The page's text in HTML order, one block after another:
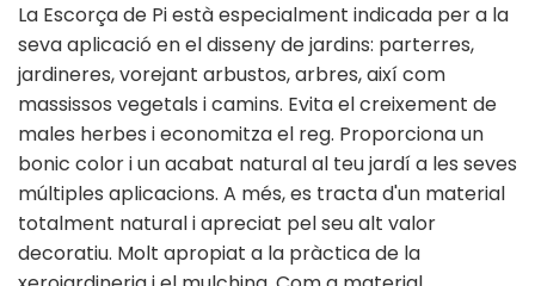
La Escorça de Pi està especialment indicada per a la
seva aplicació en el disseny de jardins: parterres,
jardineres, vorejant arbustos, arbres, així com
massissos vegetals i camins. Evita el creixement de
males herbes i economitza el reg. Proporciona un
bonic color i un acabat natural al teu jardí a les seves
múltiples aplicacions. A més, es tracta d'un material
totalment natural i apreciat pel seu alt valor
decoratiu. Molt apropiat a la pràctica de la